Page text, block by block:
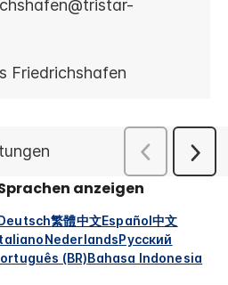
anzeigen
繁體中文Español中文
NederlandsРусский
(BR)Bahasa Indonesia